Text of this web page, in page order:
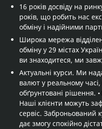
16 років досвіду на
років, що робить нас
обміну і надійними
Широка мережа
обміну у 29 містах
ви знаходитеся, ми
Актуальні курси. Ми
валют у реальному
обґрунтовані рішення.
Наші клієнти можуть
сервіс. Заброньований
дає змогу спокійно